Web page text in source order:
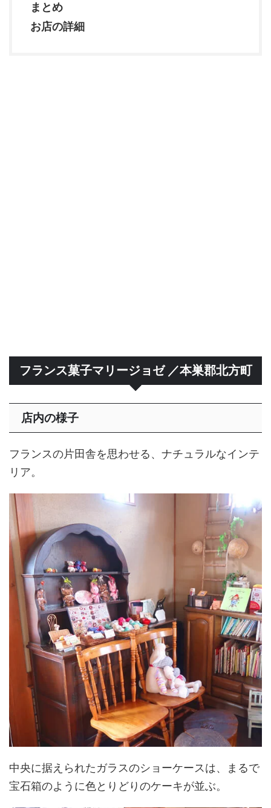
まとめ
お店の詳細
フランス菓子マリージョゼ ／本巣郡北方町
店内の様子
フランスの片田舎を思わせる、ナチュラルなインテ
リア。
中央に据えられたガラスのショーケースは、まるで
宝石箱のように色とりどりのケーキが並ぶ。